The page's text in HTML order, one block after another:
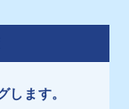
します。